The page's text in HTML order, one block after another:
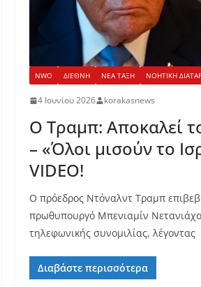
NWO ΔΙΕΘΝΗ ΝΕΑ ΤΑΞΗ ΝΟΗΤΙΚΗ
4 Ιουνίου 2026 korakasnews
Ο Τραμπ: Αποκαλεί
– «Όλοι μισούν το
VIDEO!
Ο πρόεδρος Ντόναλντ Τραμπ
πρωθυπουργό Μπενιαμίν
τηλεφωνικής συνομιλίας, λέγοντας
Διαβάστε περισσότερα